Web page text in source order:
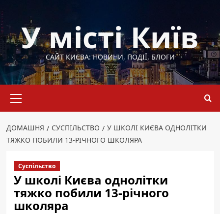
до
вмістуУ місті Київ
САЙТ КИЄВА: НОВИНИ, ПОДІЇ, БЛОГИ
меню
ДОМАШНЯ СУСПІЛЬСТВО
У ШКОЛІ КИЄВА ОДНОЛІТКИ
ТЯЖКО ПОБИЛИ 13-РІЧНОГО ШКОЛЯРА
Суспільство
У школі Києва однолітки
тяжко побили 13-річного
школяра